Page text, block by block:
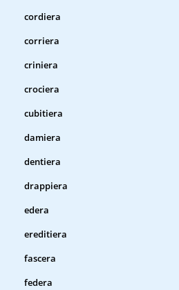
cordiera
corriera
criniera
crociera
cubitiera
damiera
dentiera
drappiera
edera
ereditiera
fascera
federa